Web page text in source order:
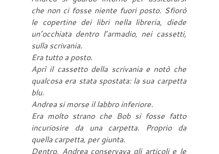
che non ci fosse niente fuori posto. Sfiorò
le copertine dei libri nella libreria, diede
un’occhiata dentro l’armadio, nei cassetti,
sulla scrivania.
Era tutto a posto.
Aprì il cassetto della scrivania e notò che
qualcosa era stata spostata: la sua carpetta
blu.
Andrea si morse il labbro inferiore.
Era molto strano che Bob si fosse fatto
incuriosire da una carpetta. Proprio da
quella carpetta, per giunta.
Dentro, Andrea conservava gli articoli e le